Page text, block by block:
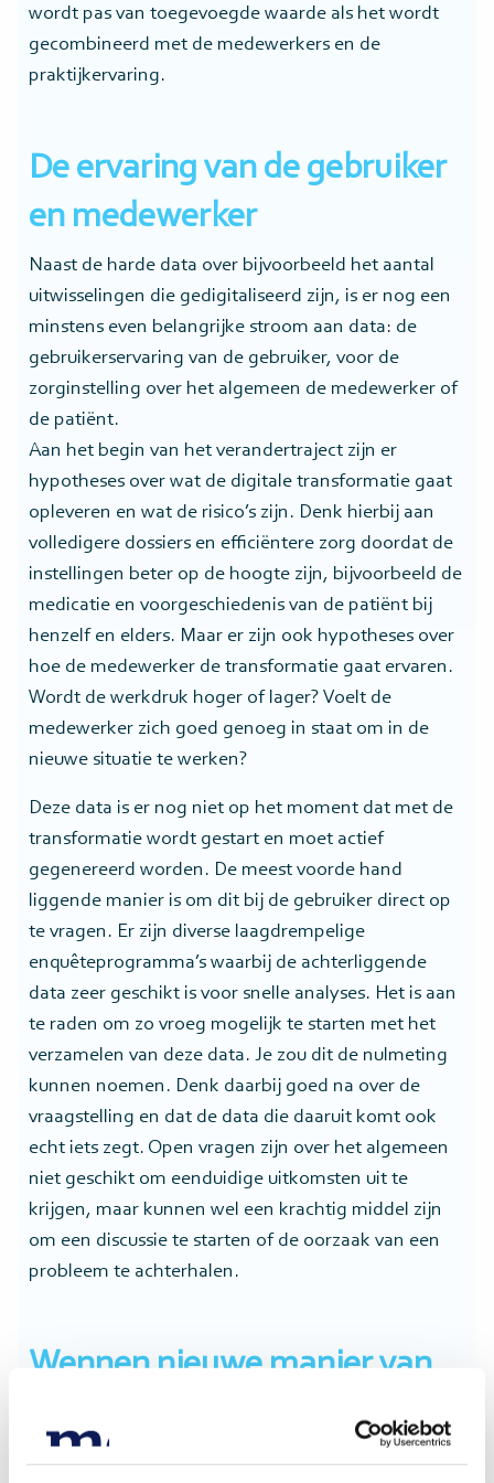
wordt pas van toegevoegde waarde als het wordt
gecombineerd met de medewerkers en de
praktijkervaring.
De ervaring van de gebruiker
en medewerker
Naast de harde data over bijvoorbeeld het aantal
uitwisselingen die gedigitaliseerd zijn, is er nog een
minstens even belangrijke stroom aan data: de
gebruikerservaring van de gebruiker, voor de
zorginstelling over het algemeen de medewerker of
de patiënt.
Aan het begin van het verandertraject zijn er
hypotheses over wat de digitale transformatie gaat
opleveren en wat de risico’s zijn. Denk hierbij aan
volledigere dossiers en efficiëntere zorg doordat de
instellingen beter op de hoogte zijn, bijvoorbeeld de
medicatie en voorgeschiedenis van de patiënt bij
henzelf en elders. Maar er zijn ook hypotheses over
hoe de medewerker de transformatie gaat ervaren.
Wordt de werkdruk hoger of lager? Voelt de
medewerker zich goed genoeg in staat om in de
nieuwe situatie te werken?
Deze data is er nog niet op het moment dat met de
transformatie wordt gestart en moet actief
gegenereerd worden. De meest voorde hand
liggende manier is om dit bij de gebruiker direct op
te vragen. Er zijn diverse laagdrempelige
enquêteprogramma’s waarbij de achterliggende
data zeer geschikt is voor snelle analyses. Het is aan
te raden om zo vroeg mogelijk te starten met het
verzamelen van deze data. Je zou dit de nulmeting
kunnen noemen. Denk daarbij goed na over de
vraagstelling en dat de data die daaruit komt ook
echt iets zegt. Open vragen zijn over het algemeen
niet geschikt om eenduidige uitkomsten uit te
krijgen, maar kunnen wel een krachtig middel zijn
om een discussie te starten of de oorzaak van een
probleem te achterhalen.
Wennen nieuwe manier van
Het heeft de voorkeur om dezelfde uitvraag over de